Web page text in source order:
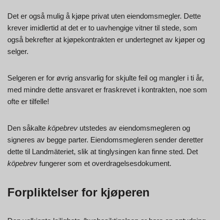
Det er også mulig å kjøpe privat uten eiendomsmegler. Dette
krever imidlertid at det er to uavhengige vitner til stede, som
også bekrefter at kjøpekontrakten er undertegnet av kjøper og
selger.
Selgeren er for øvrig ansvarlig for skjulte feil og mangler i ti år,
med mindre dette ansvaret er fraskrevet i kontrakten, noe som
ofte er tilfelle!
Den såkalte köpebrev utstedes av eiendomsmegleren og
signeres av begge parter. Eiendomsmegleren sender deretter
dette til Landmäteriet, slik at tinglysingen kan finne sted. Det
köpebrev fungerer som et overdragelsesdokument.
Forpliktelser for kjøperen